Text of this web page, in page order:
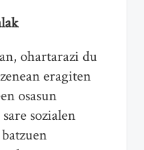
ohartarazi du
eragiten
osasun
sozialen